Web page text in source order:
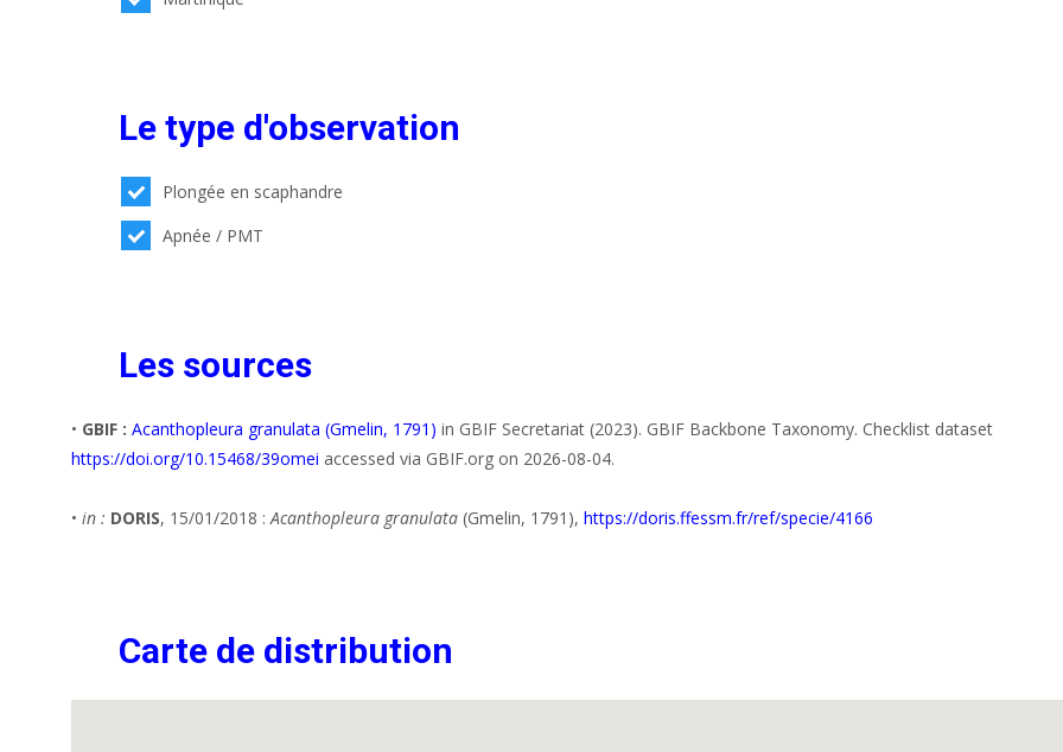
Le type d'observation
Plongée en scaphandre
Apnée / PMT
Les sources
• GBIF : Acanthopleura granulata (Gmelin, 1791) in GBIF Secretariat (2023). GBIF Backbone Taxonomy. Checklist dataset
https://doi.org/10.15468/39omei accessed via GBIF.org on 2026-08-04.
• in : DORIS, 15/01/2018 : Acanthopleura granulata (Gmelin, 1791), https://doris.ffessm.fr/ref/specie/4166
Carte de distribution